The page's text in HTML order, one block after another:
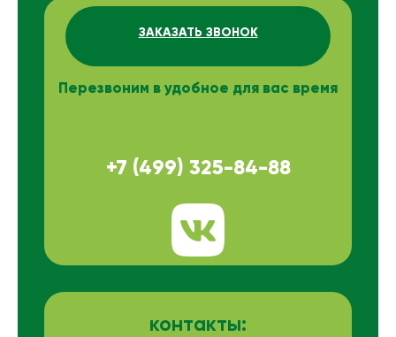
ЗАКАЗАТЬ ЗВОНОК
Перезвоним в удобное для вас время
+7 (499) 325-84-88
контакты: